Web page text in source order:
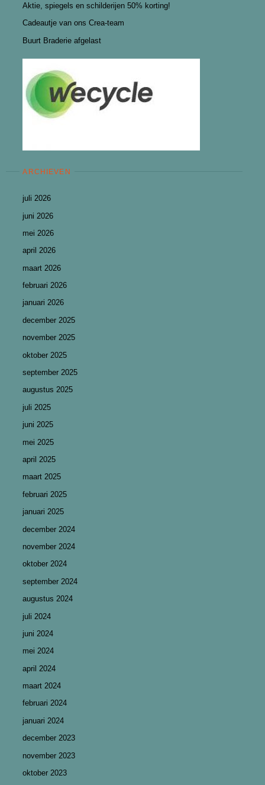
Aktie, spiegels en schilderijen 50% korting!
Cadeautje van ons Crea-team
Buurt Braderie afgelast
ARCHIEVEN
juli 2026
juni 2026
mei 2026
april 2026
maart 2026
februari 2026
januari 2026
december 2025
november 2025
oktober 2025
september 2025
augustus 2025
juli 2025
juni 2025
mei 2025
april 2025
maart 2025
februari 2025
januari 2025
december 2024
november 2024
oktober 2024
september 2024
augustus 2024
juli 2024
juni 2024
mei 2024
april 2024
maart 2024
februari 2024
januari 2024
december 2023
november 2023
oktober 2023